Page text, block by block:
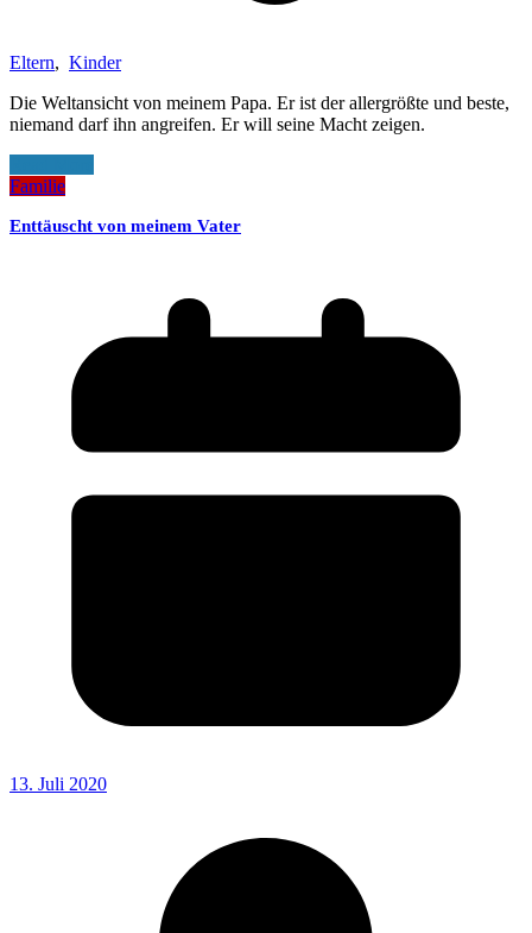
Eltern, Kinder
Die Weltansicht von meinem Papa. Er ist der allergrößte und beste,
niemand darf ihn angreifen. Er will seine Macht zeigen.
Familie
Enttäuscht von meinem Vater
13. Juli 2020